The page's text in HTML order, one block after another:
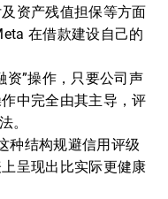
资产残值担保等方面
在借款建设自己的
资”操作，只要公司声
中完全由其主导，评
。
种结构规避信用评级
呈现出比实际更健康